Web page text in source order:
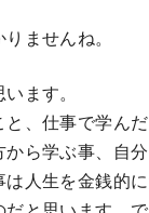
ませんね。
ます。
、仕事で学ん
から学ぶ事、自
は人生を金銭的